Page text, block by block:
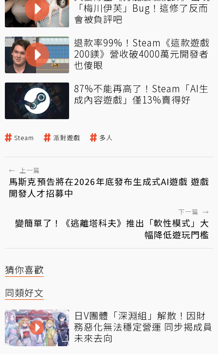
「梅川伊芙」Bug！這修了反而
會被負評吧
退款率99%！Steam《這款遊戲
200鎂》營收破4000萬元開發者
也傻眼
87%不能再高了！Steam「AI生
成內容遊戲」僅13%賣得好
Steam 派對遊戲 多人
← 上一篇
馬斯克預告將在2026年底發布生成式AI遊戲 遊戲
開發人才招募中
下一篇 →
變簡單了！《逃離塔科夫》推出「軟性模式」大
幅降低遊玩門檻
猜你喜歡
同類好文
日V團體「深淵組」解散！因財
務惡化無法穩定營運 同步揭成員
未來去向